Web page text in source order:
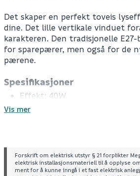
Det skaper en perfekt toveis
dine. Det lille vertikale vinduet
karakteren. Den tradisjonelle
for sparepærer, men også for de
pærene.
Spesifikasjoner
Effekt: 40W
Sokkel: E27
Vis mer
Forskrift om elektrisk utstyr § 21 forplikter
elektrisk installasjonsmateriell til å opplyse
ment for å kunne inngå i et fast elektrisk